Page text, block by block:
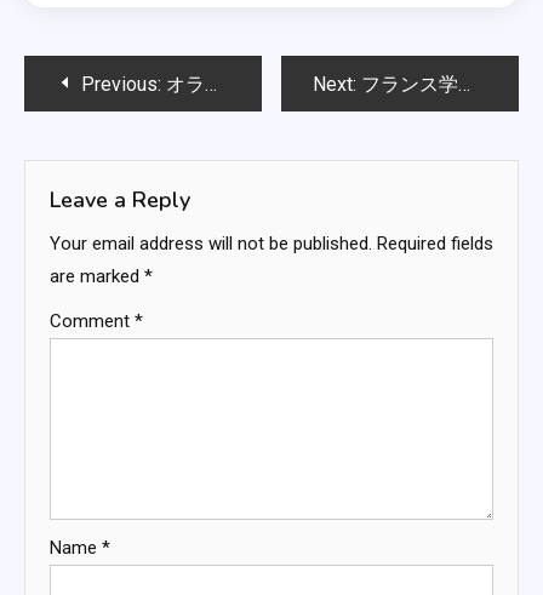
PostPrevious: オランダ学校チーム：試合戦術、チーム編成、戦略的実行 Next: フランス学校チーム：歴史的成功、選手育成、試合履歴
Leave a Reply
Your email address will not be published. Required fields
are marked *
Comment *
Name *